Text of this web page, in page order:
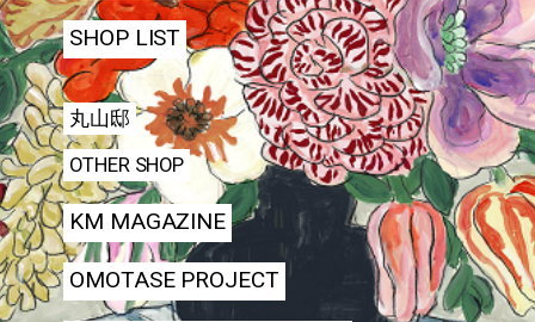
SHOP LIST
丸山邸
OTHER SHOP
KM MAGAZINE
OMOTASE PROJECT